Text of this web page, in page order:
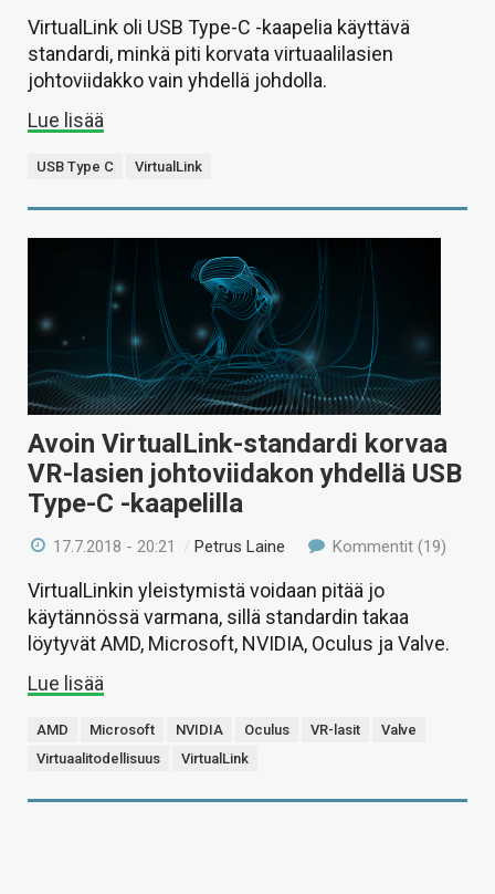
VirtualLink oli USB Type-C -kaapelia käyttävä
standardi, minkä piti korvata virtuaalilasien
johtoviidakko vain yhdellä johdolla.
Lue lisää
USB Type C VirtualLink
Avoin VirtualLink-standardi korvaa
VR-lasien johtoviidakon yhdellä USB
Type-C -kaapelilla
17.7.2018 - 20:21 / Petrus Laine Kommentit (19)
VirtualLinkin yleistymistä voidaan pitää jo
käytännössä varmana, sillä standardin takaa
löytyvät AMD, Microsoft, NVIDIA, Oculus ja Valve.
Lue lisää
AMD Microsoft NVIDIA Oculus VR-lasit
Valve
Virtuaalitodellisuus
VirtualLink